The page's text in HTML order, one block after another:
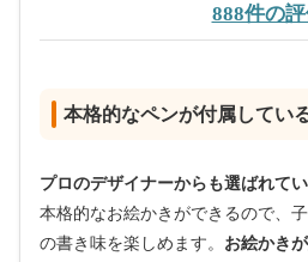
888件の
本格的なペンが付属してい
プロのデザイナーからも選ばれて
本格的なお絵かきができるので、
の書き味を楽しめます。 お絵かき